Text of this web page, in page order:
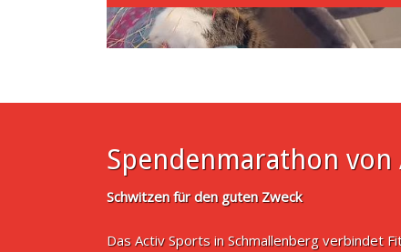
Spendenmarathon
Schwitzen für den guten Zweck
Das Activ Sports in Schmallenberg verbindet